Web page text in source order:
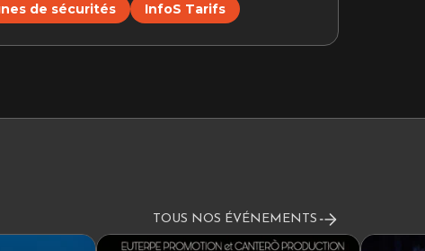
de sécurités InfoS Tarifs
TOUS NOS ÉVÉNEMENTS